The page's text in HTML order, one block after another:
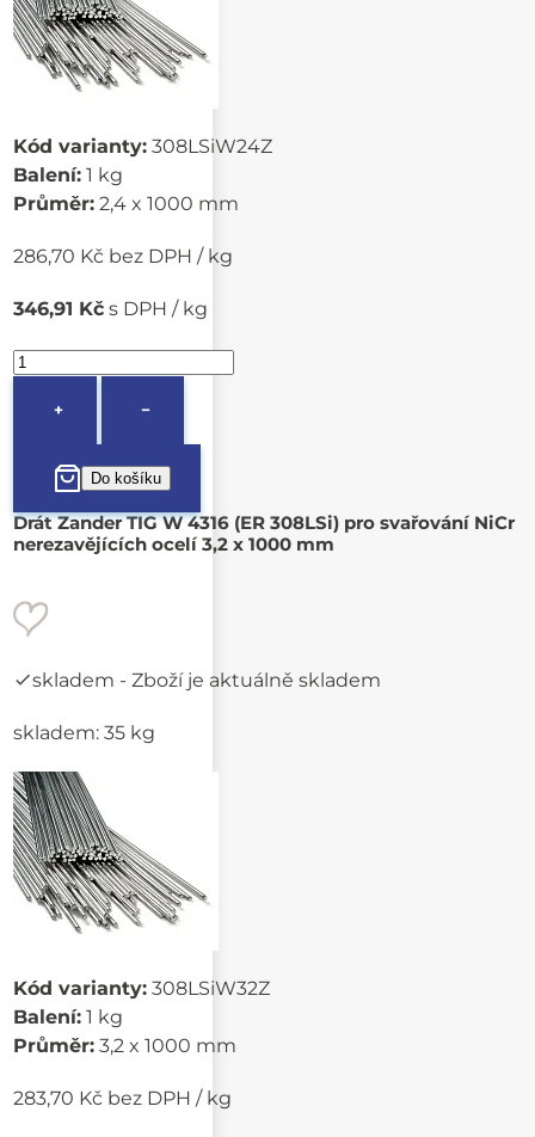
Kód varianty: 308LSiW24Z
Balení: 1 kg
Průměr: 2,4 x 1000 mm
286,70 Kč bez DPH / kg
346,91 Kč s DPH / kg
+ −
Drát Zander TIG W 4316 (ER 308LSi) pro svařování NiCr
nerezavějících ocelí 3,2 x 1000 mm
skladem - Zboží je aktuálně skladem
skladem: 35 kg
Kód varianty: 308LSiW32Z
Balení: 1 kg
Průměr: 3,2 x 1000 mm
283,70 Kč bez DPH / kg